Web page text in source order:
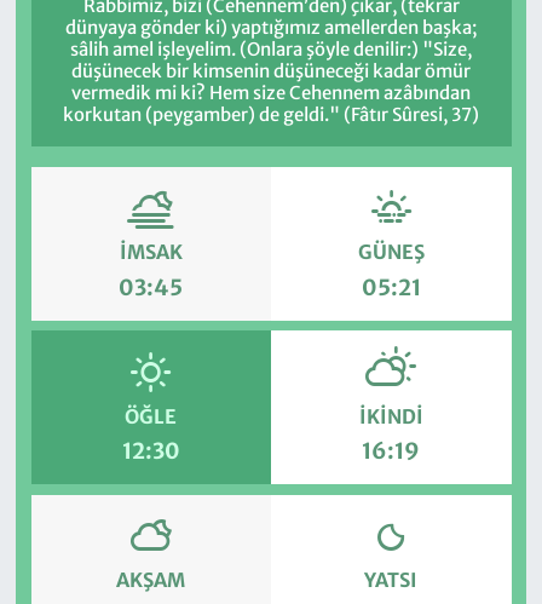
Rabbimiz, bizi (Cehennem’den) çıkar, (tekrar
dünyaya gönder ki) yaptığımız amellerden başka;
sâlih amel işleyelim. (Onlara şöyle denilir:) "Size,
düşünecek bir kimsenin düşüneceği kadar ömür
vermedik mi ki? Hem size Cehennem azâbından
korkutan (peygamber) de geldi." (Fâtır Sûresi, 37)
İMSAK
03:45
GÜNEŞ
05:21
ÖĞLE
12:30
İKINDI
16:19
AKŞAM YATSI